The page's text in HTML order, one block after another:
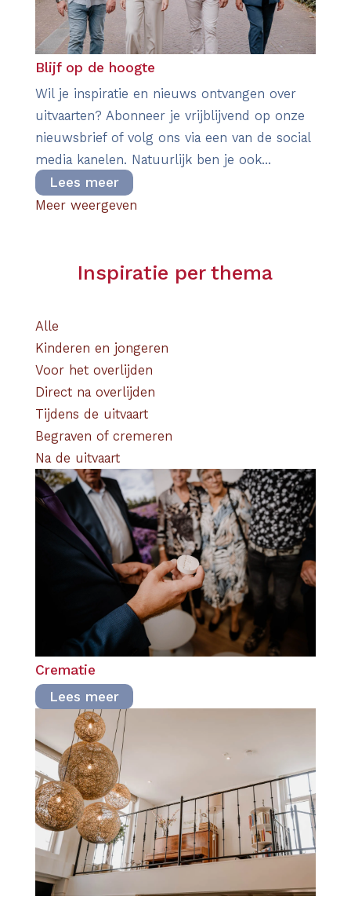
Blijf op de hoogte
Wil je inspiratie en nieuws ontvangen over
uitvaarten? Abonneer je vrijblijvend op onze
nieuwsbrief of volg ons via een van de social
media kanelen. Natuurlijk ben je ook...
Lees meer
Meer weergeven
Inspiratie per thema
Alle
Kinderen en jongeren
Voor het overlijden
Direct na overlijden
Tijdens de uitvaart
Begraven of cremeren
Na de uitvaart
Crematie
Lees meer